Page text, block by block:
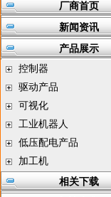
厂商首页
新闻资讯
产品展示
控制器
驱动产品
可视化
工业机器人
低压配电产品
加工机
相关下载